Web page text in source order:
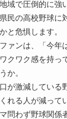
域で圧倒的に強
民の高校野球に
と危惧します。
ァンは、「今年
クワク感を持っ
か。
が激減している
れる人が減って
問わず野球関係